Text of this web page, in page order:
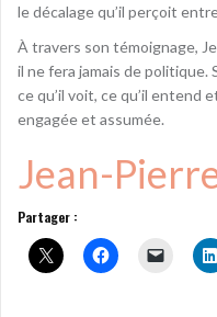
le décalage qu’il perçoit
À travers son témoignage,
il ne fera jamais de
ce qu’il voit, ce qu’il entend
engagée et assumée.
Jean-
Partager :